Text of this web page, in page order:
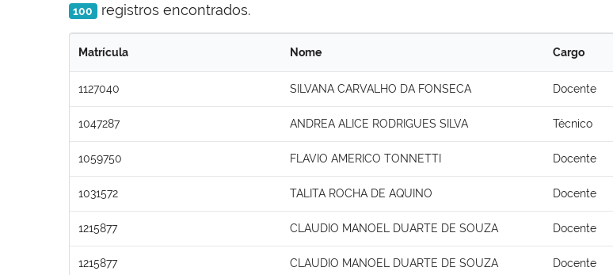
100 registros encontrados.
Matrícula Nome Cargo
1127040 SILVANA CARVALHO DA FONSECA Docente
1047287 ANDREA ALICE RODRIGUES SILVA Técnico
1059750 FLAVIO AMERICO TONNETTI Docente
1031572 TALITA ROCHA DE AQUINO Docente
1215877 CLAUDIO MANOEL DUARTE DE SOUZA Docente
1215877 CLAUDIO MANOEL DUARTE DE SOUZA Docente